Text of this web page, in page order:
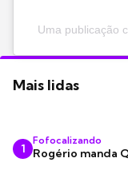
Uma publicação
Mais lidas
1
Fofocalizando
Rogério manda